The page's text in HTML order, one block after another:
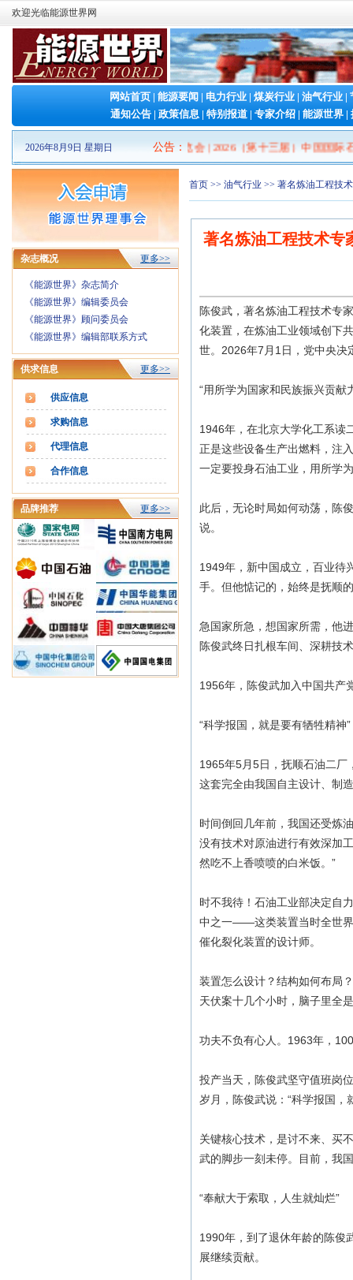
欢迎光临能源世界网
网站首页 | 能源要闻 | 电力行业 | 煤炭行业 | 油气行业 |
通知公告 | 政策信息 | 特别报道 | 专家介绍 | 能源世界 |
2026年8月9日 星期日 公告 ：
2026山东清洁能源 产业博览会|2026（第十三届）中国国际石墨
杂志概况 更多>>
《能源世界》杂志简介
《能源世界》编辑委员会
《能源世界》顾问委员会
《能源世界》编辑部联系方式
供求信息 更多>>
供应信息
求购信息
代理信息
合作信息
品牌推荐 更多>>
首页 >> 油气行业 >> 著名炼油工程技
著名炼油工程技术
陈俊武，著名炼油工程技术专
化装置，在炼油工业领域创下
世。2026年7月1日，党中央决
“用所学为国家和民族振兴贡献
1946年，在北京大学化工系
正是这些设备生产出燃料，注
一定要投身石油工业，用所学
此后，无论时局如何动荡，陈
说。
1949年，新中国成立，百业待
手。但他惦记的，始终是抚顺
急国家所急，想国家所需，他
陈俊武终日扎根车间、深耕技
1956年，陈俊武加入中国共产
“科学报国，就是要有牺牲精神”
1965年5月5日，抚顺石油二厂
这套完全由我国自主设计、制
时间倒回几年前，我国还受炼
没有技术对原油进行有效深加
然吃不上香喷喷的白米饭。”
时不我待！石油工业部决定自
中之一——这类装置当时全世界
催化裂化装置的设计师。
装置怎么设计？结构如何布局
天伏案十几个小时，脑子里全
功夫不负有心人。1963年，
投产当天，陈俊武坚守值班岗
岁月，陈俊武说：“科学报国，
关键核心技术，是讨不来、买
武的脚步一刻未停。目前，我
“奉献大于索取，人生就灿烂”
1990年，到了退休年龄的陈
展继续贡献。